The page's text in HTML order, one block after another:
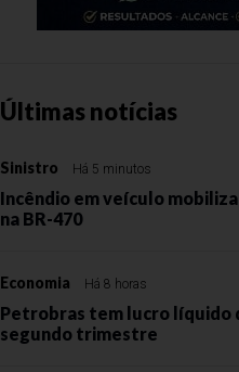
Últimas notícias
Sinistro Há 5 minutos
Incêndio em veículo
na BR-470
Economia Há 8 horas
Petrobras tem lucro líquido
segundo trimestre